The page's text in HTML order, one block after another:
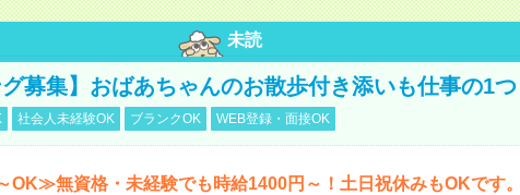
未読
グ募集】おばあちゃんのお散歩付き添いも仕事の1つ
社会人未経験OK ブランクOK WEB登録・面接OK
OK≫無資格・未経験でも時給1400円～！土日祝休みもOKです。